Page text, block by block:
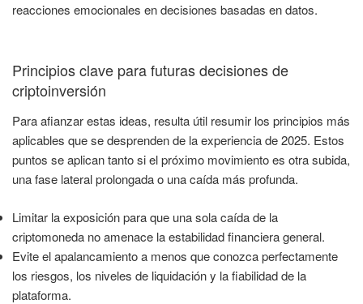
reacciones emocionales en decisiones basadas en datos.
Principios clave para futuras decisiones de
criptoinversión
Para afianzar estas ideas, resulta útil resumir los principios más
aplicables que se desprenden de la experiencia de 2025. Estos
puntos se aplican tanto si el próximo movimiento es otra subida,
una fase lateral prolongada o una caída más profunda.
Limitar la exposición para que una sola caída de la
criptomoneda no amenace la estabilidad financiera general.
Evite el apalancamiento a menos que conozca perfectamente
los riesgos, los niveles de liquidación y la fiabilidad de la
plataforma.